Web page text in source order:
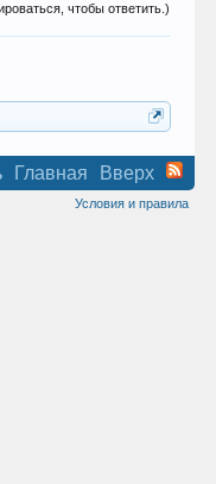
чтобы ответить.)
Главная Вверх
Условия и правила